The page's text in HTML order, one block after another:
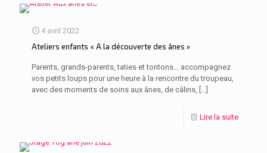
4 avril 2022
Ateliers enfants « A la découverte des ânes »
Parents, grands-parents, taties et tontons… accompagnez
vos petits loups pour une heure à la rencontre du troupeau,
avec des moments de soins aux ânes, de câlins, […]
Lire la suite